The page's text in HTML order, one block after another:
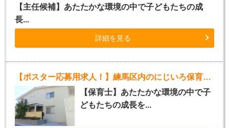
【主任候補】あたたかな環境の中で子どもたちの成
長...
詳細を見る
【ポスター応募用求人！】練馬区内のにじいろ保育園（パート）
【保育士】あたたかな環境の中で子
どもたちの成長を...